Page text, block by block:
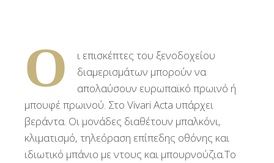
Ο
ι επισκέπτες του ξενοδοχείου
διαμερισμάτων μπορούν να
απολαύσουν ευρωπαϊκό πρωινό ή
μπουφέ πρωινού. Στο Vivari Acta υπάρχει
βεράντα. Οι μονάδες διαθέτουν μπαλκόνι,
κλιματισμό, τηλεόραση επίπεδης οθόνης και
ιδιωτικό μπάνιο με ντους και μπουρνούζια.Το